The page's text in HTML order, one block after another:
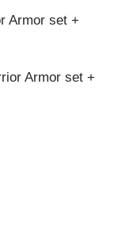
Armor set +
Armor set +